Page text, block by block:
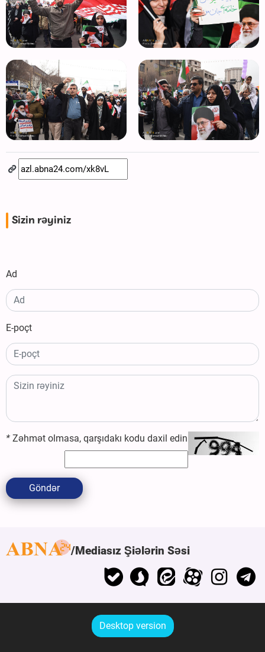
Sizin rəyiniz
Ad
E-poçt
* Zəhmət olmasa, qarşıdakı kodu daxil edin
Göndər
Mediasız Şiələrin Səsi
Desktop version